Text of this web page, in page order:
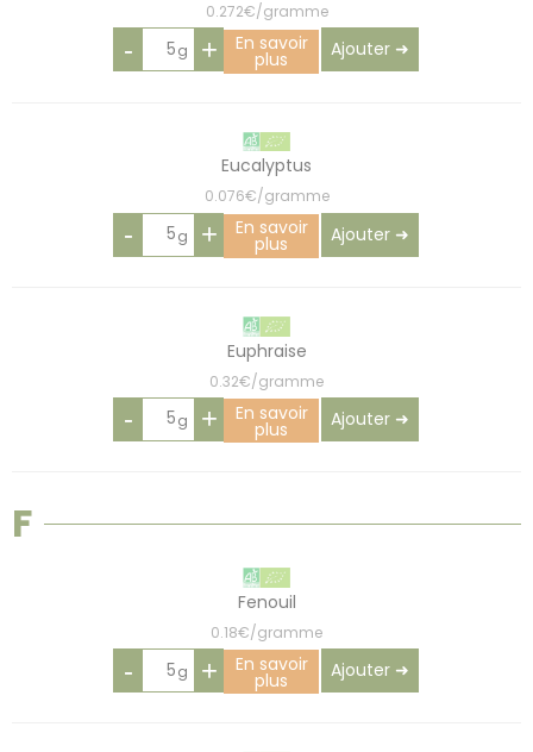
0.272€/gramme
- + En savoir
plus Ajouter ➜
Eucalyptus
0.076€/gramme
- + En savoir
plus Ajouter ➜
Euphraise
0.32€/gramme
- + En savoir
plus Ajouter ➜
F
Fenouil
0.18€/gramme
- + En savoir
plus Ajouter ➜